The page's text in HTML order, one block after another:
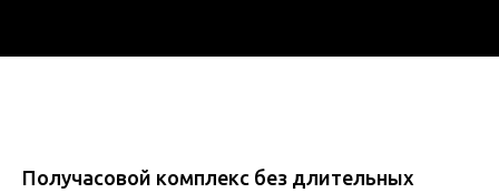
Получасовой комплекс без длительных